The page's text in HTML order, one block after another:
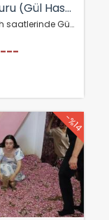
Isparta Eğirdir Salda Pamukkale Turu (Gül Hasadı)
Güneşin sıcak ışıklarının nazik olduğu sabah saatlerinde Güneykent Kasabası'na ulaşıyoruz. Gül kokulu kasabada bu özel anı paylaşarak, kendi ellerimizle topladığımız…
---
-%14